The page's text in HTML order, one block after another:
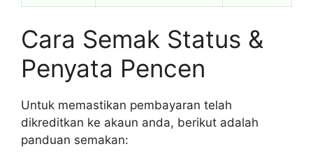
Cara Semak Status &
Penyata Pencen
Untuk memastikan pembayaran telah
dikreditkan ke akaun anda, berikut adalah
panduan semakan: